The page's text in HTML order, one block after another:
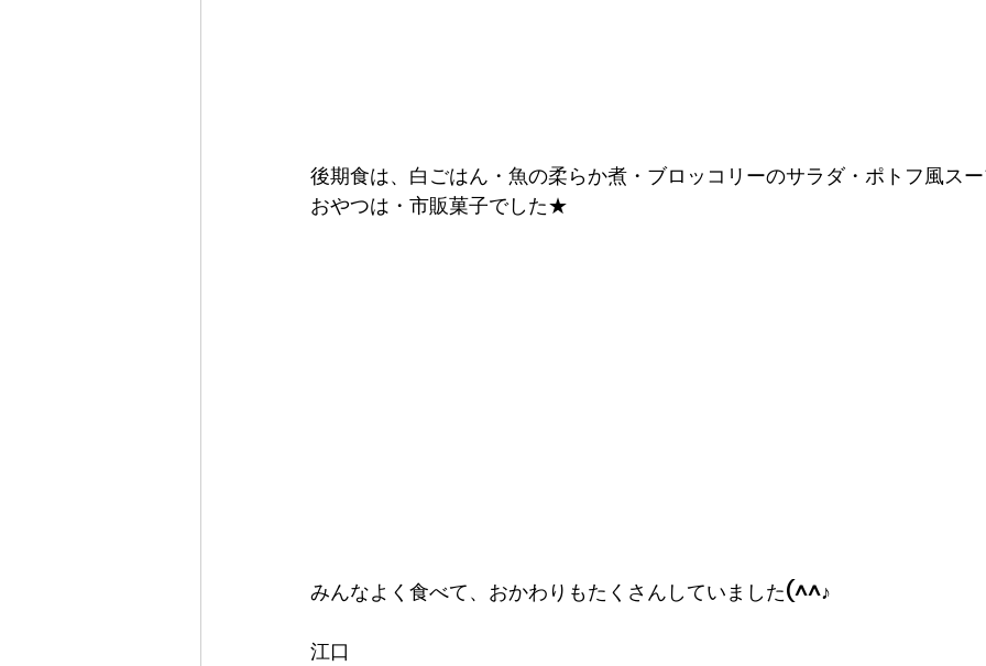
後期食は、白ごはん・魚の柔らか煮・ブロッコリーのサラダ・ポトフ風ス
おやつは・市販菓子でした★
みんなよく食べて、おかわりもたくさんしていました(^^♪
江口